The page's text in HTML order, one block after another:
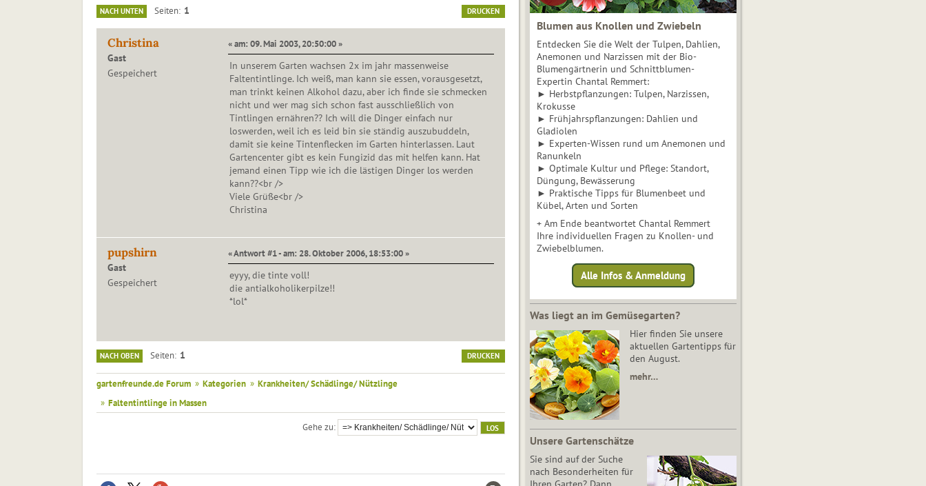
DRUCKEN
NACH UNTEN Seiten 1
Christina
Gast
Gespeichert
« am: 09. Mai 2003, 20:50:00 »
In unserem Garten wachsen 2x im jahr massenweise
Faltentintlinge. Ich weiß, man kann sie essen, vorausgesetzt,
man trinkt keinen Alkohol dazu, aber ich finde sie schmecken
nicht und wer mag sich schon fast ausschließlich von
Tintlingen ernähren?? Ich will die Dinger einfach nur
loswerden, weil ich es leid bin sie ständig auszubuddeln,
damit sie keine Tintenflecken im Garten hinterlassen. Laut
Gartencenter gibt es kein Fungizid das mit helfen kann. Hat
jemand einen Tipp wie ich die lästigen Dinger los werden
kann??<br />
Viele Grüße<br />
Christina
pupshirn
Gast
Gespeichert
« Antwort #1 - am: 28. Oktober 2006, 18:53:00 »
eyyy, die tinte voll!
die antialkoholikerpilze!!
*lol*
DRUCKEN
NACH OBEN Seiten 1
gartenfreunde.de Forum » Kategorien » Krankheiten/ Schädlinge/ Nützlinge
» Faltentintlinge in Massen
Gehe zu
Blumen aus Knollen und Zwiebeln
Entdecken Sie die Welt der Tulpen, Dahlien,
Anemonen und Narzissen mit der Bio-
Blumengärtnerin und Schnittblumen-
Expertin Chantal Remmert:
► Herbstpflanzungen: Tulpen, Narzissen,
Krokusse
► Frühjahrspflanzungen: Dahlien und
Gladiolen
► Experten-Wissen rund um Anemonen und
Ranunkeln
► Optimale Kultur und Pflege: Standort,
Düngung, Bewässerung
► Praktische Tipps für Blumenbeet und
Kübel, Arten und Sorten
+ Am Ende beantwortet Chantal Remmert
Ihre individuellen Fragen zu Knollen- und
Zwiebelblumen.
Alle Infos & Anmeldung
Was liegt an im Gemüsegarten?
Hier finden Sie unsere
aktuellen Gartentipps für
den August.
mehr…
Unsere Gartenschätze
Sie sind auf der Suche
nach Besonderheiten für